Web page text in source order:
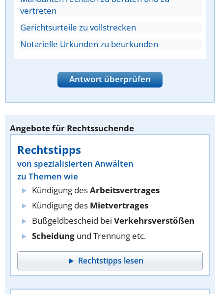
vertreten
Gerichtsurteile zu vollstrecken
Notarielle Urkunden zu beurkunden
Antwort überprüfen
Angebote für Rechtssuchende
Rechtstipps
von spezialisierten Anwälten
zu Themen wie
Kündigung desArbeitsvertrages
Kündigung des Mietvertrages
Bußgeldbescheid bei Verkehrsverstößen
Scheidung und Trennung etc.
Rechtstipps lesen